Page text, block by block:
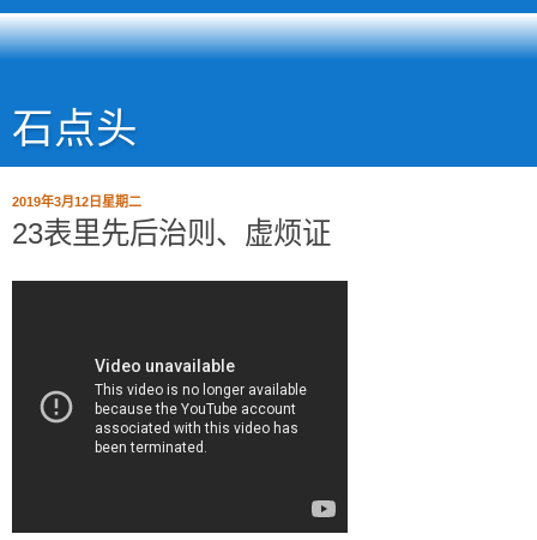
石点头
2019年3月12日星期二
23表里先后治则、虚烦证